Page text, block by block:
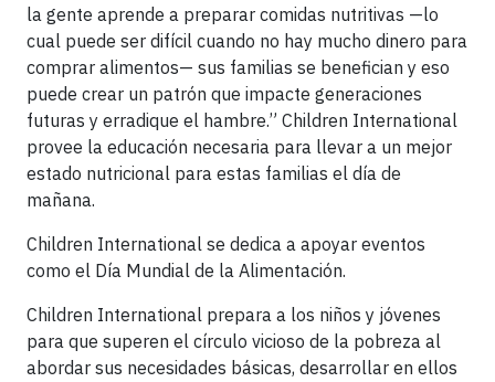
la gente aprende a preparar comidas nutritivas —lo
cual puede ser difícil cuando no hay mucho dinero para
comprar alimentos— sus familias se benefician y eso
puede crear un patrón que impacte generaciones
futuras y erradique el hambre.” Children International
provee la educación necesaria para llevar a un mejor
estado nutricional para estas familias el día de
mañana.
Children International se dedica a apoyar eventos
como el Día Mundial de la Alimentación.
Children International prepara a los niños y jóvenes
para que superen el círculo vicioso de la pobreza al
abordar sus necesidades básicas, desarrollar en ellos